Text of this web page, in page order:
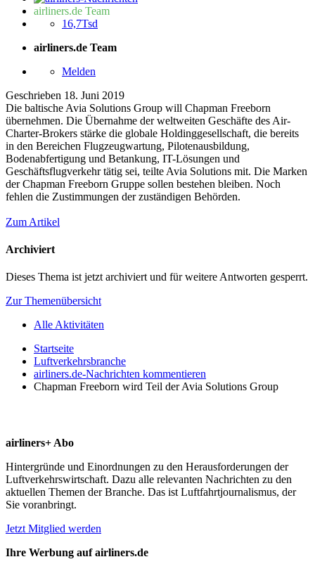
airliners.de Team
16,7Tsd
airliners.de Team
Melden
Geschrieben 18. Juni 2019
Die baltische Avia Solutions Group will Chapman Freeborn
übernehmen. Die Übernahme der weltweiten Geschäfte des Air-
Charter-Brokers stärke die globale Holdinggesellschaft, die bereits
in den Bereichen Flugzeugwartung, Pilotenausbildung,
Bodenabfertigung und Betankung, IT-Lösungen und
Geschäftsflugverkehr tätig sei, teilte Avia Solutions mit. Die Marken
der Chapman Freeborn Gruppe sollen bestehen bleiben. Noch
fehlen die Zustimmungen der zuständigen Behörden.
Zum Artikel
Archiviert
Dieses Thema ist jetzt archiviert und für weitere Antworten gesperrt.
Zur Themenübersicht
Alle Aktivitäten
Startseite
Luftverkehrsbranche
airliners.de-Nachrichten kommentieren
Chapman Freeborn wird Teil der Avia Solutions Group
airliners+ Abo
Hintergründe und Einordnungen zu den Herausforderungen der
Luftverkehrswirtschaft. Dazu alle relevanten Nachrichten zu den
aktuellen Themen der Branche. Das ist Luftfahrtjournalismus, der
Sie voranbringt.
Jetzt Mitglied werden
Ihre Werbung auf airliners.de